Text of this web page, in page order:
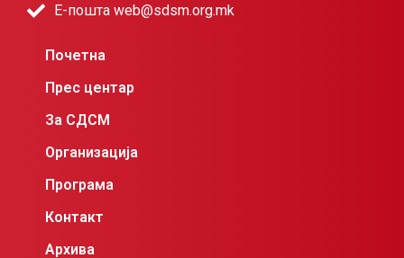
Е-пошта web@sdsm.org.mk
Почетна
Прес центар
За СДСМ
Организација
Програма
Контакт
Архива